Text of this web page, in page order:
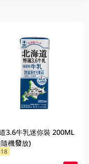
3.6牛乳迷你裝 200ML
機發放)